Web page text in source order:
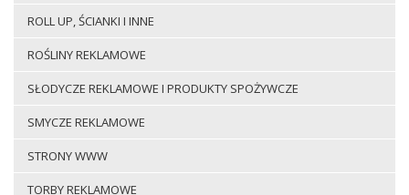
ROLL UP, ŚCIANKI I INNE
ROŚLINY REKLAMOWE
SŁODYCZE REKLAMOWE I PRODUKTY SPOŻYWCZE
SMYCZE REKLAMOWE
STRONY WWW
TORBY REKLAMOWE